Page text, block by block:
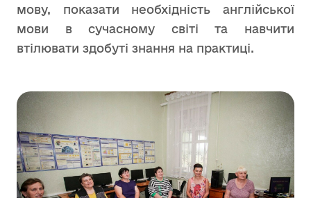
мову, показати необхідність англійської
мови в сучасному світі та навчити
втілювати здобуті знання на практиці.